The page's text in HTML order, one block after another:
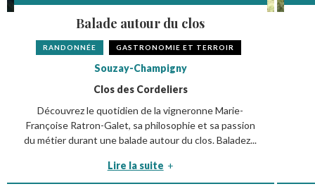
Balade autour du clos
RANDONNÉE GASTRONOMIE ET TERROIR
Souzay-Champigny
Clos des Cordeliers
Découvrez le quotidien de la vigneronne Marie-
Françoise Ratron-Galet, sa philosophie et sa passion
du métier durant une balade autour du clos. Baladez...
Lire la suite